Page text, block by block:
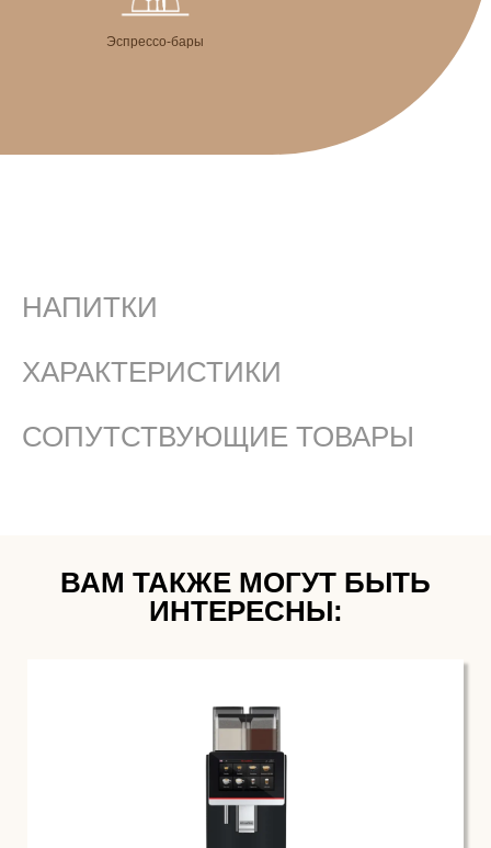
Эспрессо-бары
НАПИТКИ
ХАРАКТЕРИСТИКИ
СОПУТСТВУЮЩИЕ ТОВАРЫ
ВАМ ТАКЖЕ МОГУТ БЫТЬ
ИНТЕРЕСНЫ: